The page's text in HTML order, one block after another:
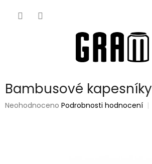
Bambusové kapesníky
Průměrné
Neohodnoceno Podrobnosti hodnocení